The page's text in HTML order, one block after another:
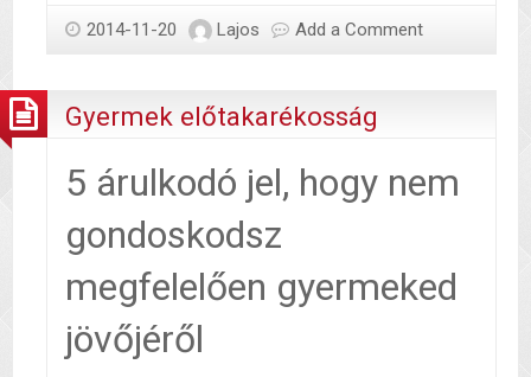
nevelünk
2014-11-20 Lajos Add a Comment
Gyermek előtakarékosság
5 árulkodó jel, hogy nem
gondoskodsz
megfelelően gyermeked
jövőjéről